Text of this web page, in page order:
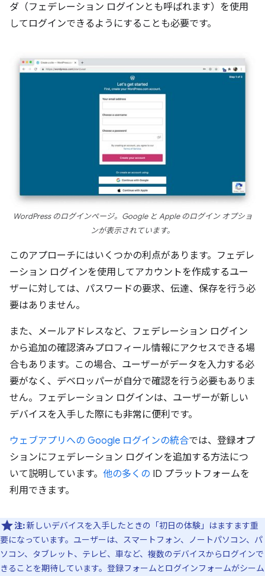
ダ（フェデレーション ログインとも呼ばれます）を使用
してログインできるようにすることも必要です。
WordPress のログインページ。Google と Apple のログイン オプショ
ンが表示されています。
このアプローチにはいくつかの利点があります。フェデレ
ーション ログインを使用してアカウントを作成するユー
ザーに対しては、パスワードの要求、伝達、保存を行う必
要はありません。
また、メールアドレスなど、フェデレーション ログイン
から追加の確認済みプロフィール情報にアクセスできる場
合もあります。この場合、ユーザーがデータを入力する必
要がなく、デベロッパーが自分で確認を行う必要もありま
せん。フェデレーション ログインは、ユーザーが新しい
デバイスを入手した際にも非常に便利です。
ウェブアプリへの Google ログインの統合では、登録オプ
ションにフェデレーション ログインを追加する方法につ
いて説明しています。 他の多くの ID プラットフォームを
利用できます。
注:新しいデバイスを入手したときの「初日の体験」はますます重
要になっています。ユーザーは、スマートフォン、ノートパソコン、パ
ソコン、タブレット、テレビ、車など、複数のデバイスからログインで
きることを期待しています。登録フォームとログインフォームがシーム